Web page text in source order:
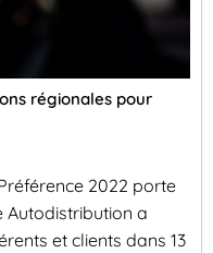
régionales pour
2022 porte
Autodistribution a
et clients dans 13